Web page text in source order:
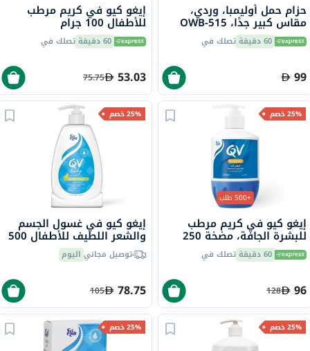
حزام حمل أوليمبا، وردي،
مقاس كبير جدًا، OWB-515
60 دقيقة تصلك في
99
إيغو كيو في كريم مرطب
للأطفال 100 جرام
60 دقيقة تصلك في
53.03
75.75
25% خصم
+500 طلب
إيغو كيو في كريم مرطب
للبشرة الجافة، مضخة 250
جرام 60 دقيقة تصلك في
96
128
25% خصم
إيغو كيو في غسول الجسم
والشعر اللطيف للأطفال 500
جرامتوصيل مجاني اليوم
78.75
105
25% خصم 25% خصم